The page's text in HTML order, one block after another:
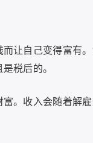
让自己变得富有。
税后的。
。收入会随着解